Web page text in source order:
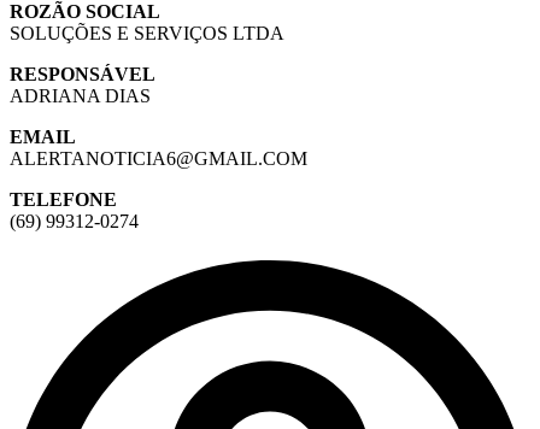
ROZÃO SOCIAL
SOLUÇÕES E SERVIÇOS LTDA
RESPONSÁVEL
ADRIANA DIAS
EMAIL
ALERTANOTICIA6@GMAIL.COM
TELEFONE
(69) 99312-0274